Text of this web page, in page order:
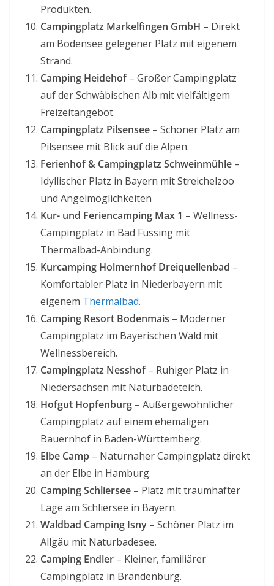
Produkten.
Campingplatz Markelfingen GmbH – Direkt
am Bodensee gelegener Platz mit eigenem
Strand.
Camping Heidehof– Großer Campingplatz
auf der Schwäbischen Alb mit vielfältigem
Freizeitangebot.
Campingplatz Pilsensee – Schöner Platz am
Pilsensee mit Blick auf die Alpen.
Ferienhof & Campingplatz Schweinmühle –
Idyllischer Platz in Bayern mit Streichelzoo
und Angelmöglichkeiten
Kur- und Feriencamping Max 1 – Wellness-
Campingplatz in Bad Füssing mit
Thermalbad-Anbindung.
Kurcamping Holmernhof Dreiquellenbad –
Komfortabler Platz in Niederbayern mit
eigenem Thermalbad.
Camping Resort Bodenmais – Moderner
Campingplatz im Bayerischen Wald mit
Wellnessbereich.
Campingplatz Nesshof– Ruhiger Platz in
Niedersachsen mit Naturbadeteich.
Hofgut Hopfenburg – Außergewöhnlicher
Campingplatz auf einem ehemaligen
Bauernhof in Baden-Württemberg.
Elbe Camp – Naturnaher Campingplatz direkt
an der Elbe in Hamburg.
Camping Schliersee – Platz mit traumhafter
Lage am Schliersee in Bayern.
Waldbad Camping Isny – Schöner Platz im
Allgäu mit Naturbadesee.
Camping Endler – Kleiner, familiärer
Campingplatz in Brandenburg.